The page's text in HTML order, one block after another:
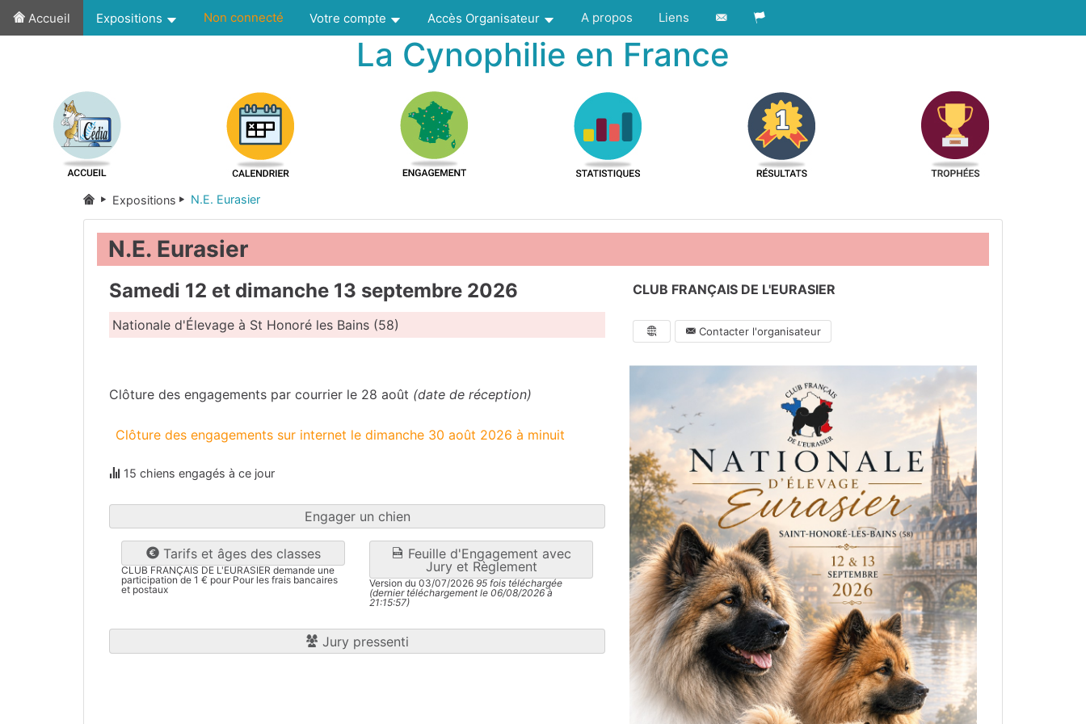
Accueil Expositions Non connecté Votre compte Accès Organisateur A propos Liens
La Cynophilie en France
Expositions N.E. Eurasier
N.E. Eurasier
Samedi 12 et dimanche 13 septembre 2026
Nationale d'Élevage à St Honoré les Bains (58)
Clôture des engagements par courrier le 28 août (date de réception)
Clôture des engagements sur internet le dimanche 30 août 2026 à minuit
15 chiens engagés à ce jour
Engager un chien
Tarifs et âges des classes
CLUB FRANÇAIS DE L'EURASIER demande une
participation de 1 € pour Pour les frais bancaires
et postaux
Feuille d'Engagement avec
Jury et Règlement
Version du 03/07/2026 95 fois téléchargée
(dernier téléchargement le 06/08/2026 à
21:15:57)
Jury pressenti
CLUB FRANÇAIS DE L'EURASIER
Contacter l'organisateur